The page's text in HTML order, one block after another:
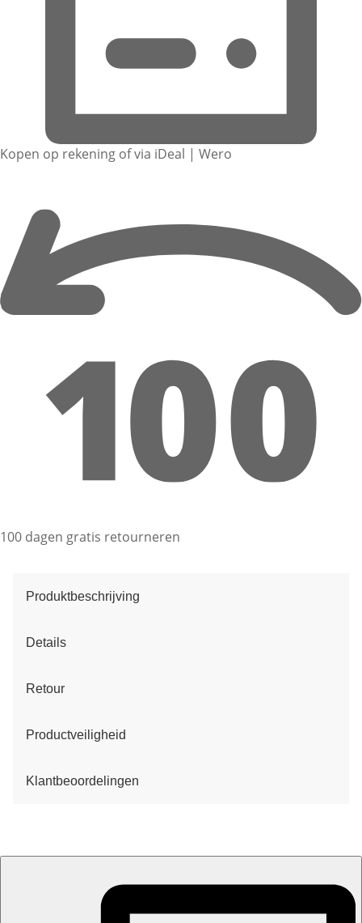
Kopen op rekening of via iDeal | Wero
100 dagen gratis retourneren
Produktbeschrijving
Details
Retour
Productveiligheid
Klantbeoordelingen